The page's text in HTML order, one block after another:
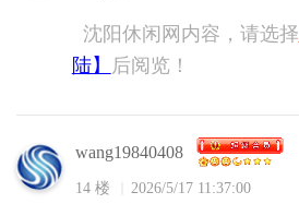
沈阳休闲网内容，请选择
陆】
后阅览！
wang19840408
14 楼 2026/5/17 11:37:00